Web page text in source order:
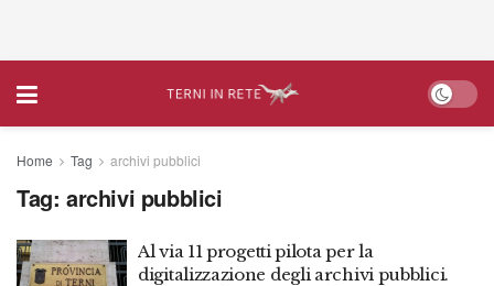
Home Tag archivi pubblici
Tag: archivi pubblici
Al via 11 progetti pilota per la
digitalizzazione degli archivi pubblici.